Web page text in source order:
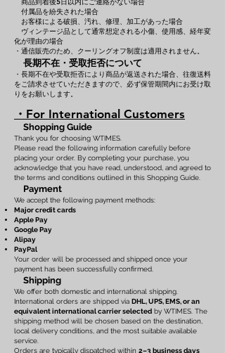
付属品を紛失された場合
お客様による破損、汚れ、修理、加工があった場合
ヴィンテージ品として通常想定される小傷、使用感、経年変
化が理由の場合
・通信販売のため、クーリングオフ制度は適用されません。
長期不在・受取拒否について
・長期不在や受取拒否により商品が返送された場合、往復送料
をご請求させていただきますので、必ず保管期間内にお受け取
りをお願いします。
・For International Customers
Shopping Guide
Thank you for choosing WTIMES.
Please read the following information carefully before
placing your order. By completing your purchase, you
acknowledge that you have read, understood, and agreed to
the terms and conditions outlined in this Shopping Guide.
Payment
We accept the following payment methods:
Major credit cards
Apple Pay
Google Pay
Alipay
PayPal
Your order will be processed and shipped once your
payment has been successfully confirmed.
Shipping
We offer both domestic and international shipping.
International orders are shipped via DHL, UPS, EMS, or an
equivalent international carrier selected by WTIMES. The
shipping method will be chosen based on the destination,
local delivery conditions, and the most suitable available
service.
Orders are typically dispatched within 2–3 business days